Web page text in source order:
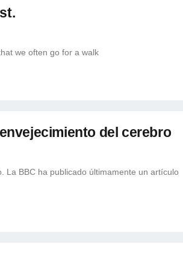
we often go for a walk
del cerebro
La BBC ha publicado últimamente un artículo